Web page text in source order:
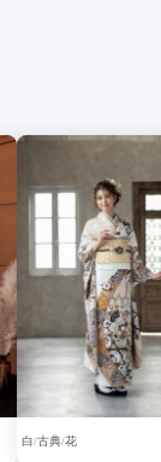
白 古典 花